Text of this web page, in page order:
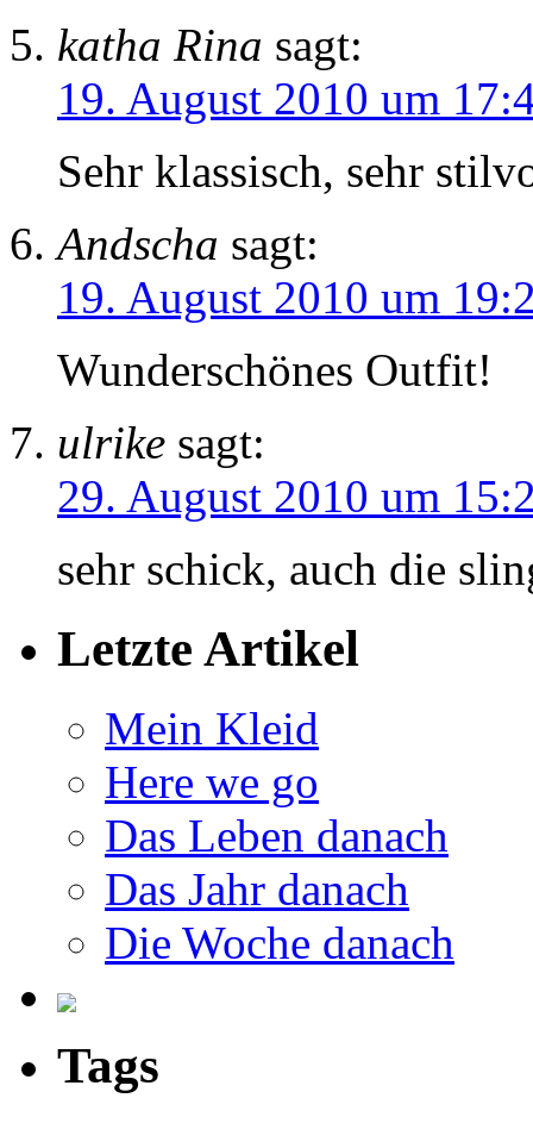
katha Rina sagt:
19. August 2010 um
Sehr klassisch, sehr
Andscha sagt:
19. August 2010 um
Wunderschönes Outfit!
ulrike sagt:
29. August 2010 um
sehr schick, auch die
Letzte Artikel
Mein Kleid
Here we go
Das Leben danach
Das Jahr danach
Die Woche danach
Tags